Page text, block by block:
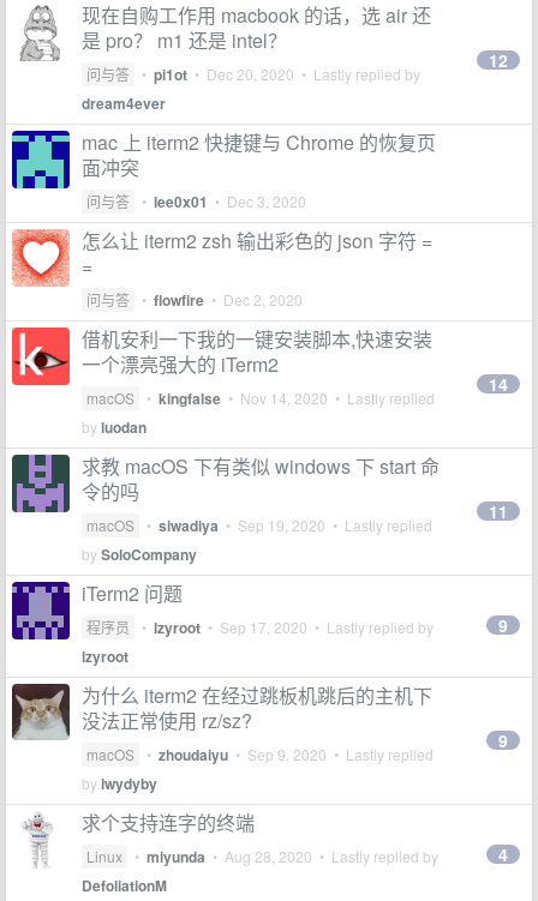
现在自购工作用 macbook 的话，选 air 还
是 pro？ m1 还是 intel？
问与答 • pi1ot • Dec 20, 2020 • Lastly replied by
dream4ever
12
mac 上 iterm2 快捷键与 Chrome 的恢复页
面冲突
问与答 • lee0x01 • Dec 3, 2020
怎么让 iterm2 zsh 输出彩色的 json 字符 =
=
问与答 • flowfire • Dec 2, 2020
借机安利一下我的一键安装脚本,快速安装
一个漂亮强大的 iTerm2
macOS • kingfalse • Nov 14, 2020 • Lastly replied
byluodan
14
求教 macOS 下有类似 windows 下 start 命
令的吗
macOS • siwadiya • Sep 19, 2020 • Lastly replied
bySoloCompany
11
iTerm2 问题
程序员 • lzyroot • Sep 17, 2020 • Lastly replied by
lzyroot
9
为什么 iterm2 在经过跳板机跳后的主机下
没法正常使用 rz/sz?
macOS • zhoudaiyu • Sep 9, 2020 • Lastly replied
bylwydyby
9
求个支持连字的终端
Linux • miyunda • Aug 28, 2020 • Lastly replied by
DefoliationM
4